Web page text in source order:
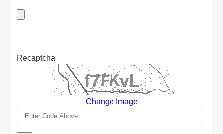
Recaptcha
Change Image